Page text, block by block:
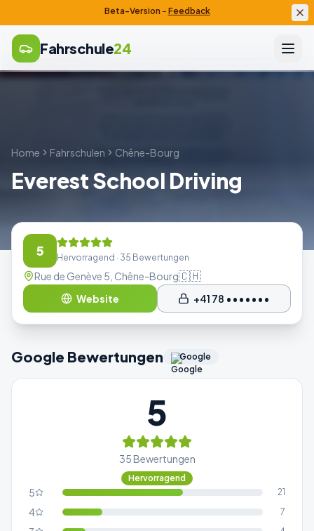
Beta-Version – Feedback
Fahrschule24
Home Fahrschulen Chêne-Bourg
Everest School Driving
5 Hervorragend · 35 Bewertungen
Rue de Genève 5, Chêne-Bourg🇨🇭
Website +41 78 •••••••
Google Bewertungen Google
5
35 Bewertungen
Hervorragend
5 21
4 7